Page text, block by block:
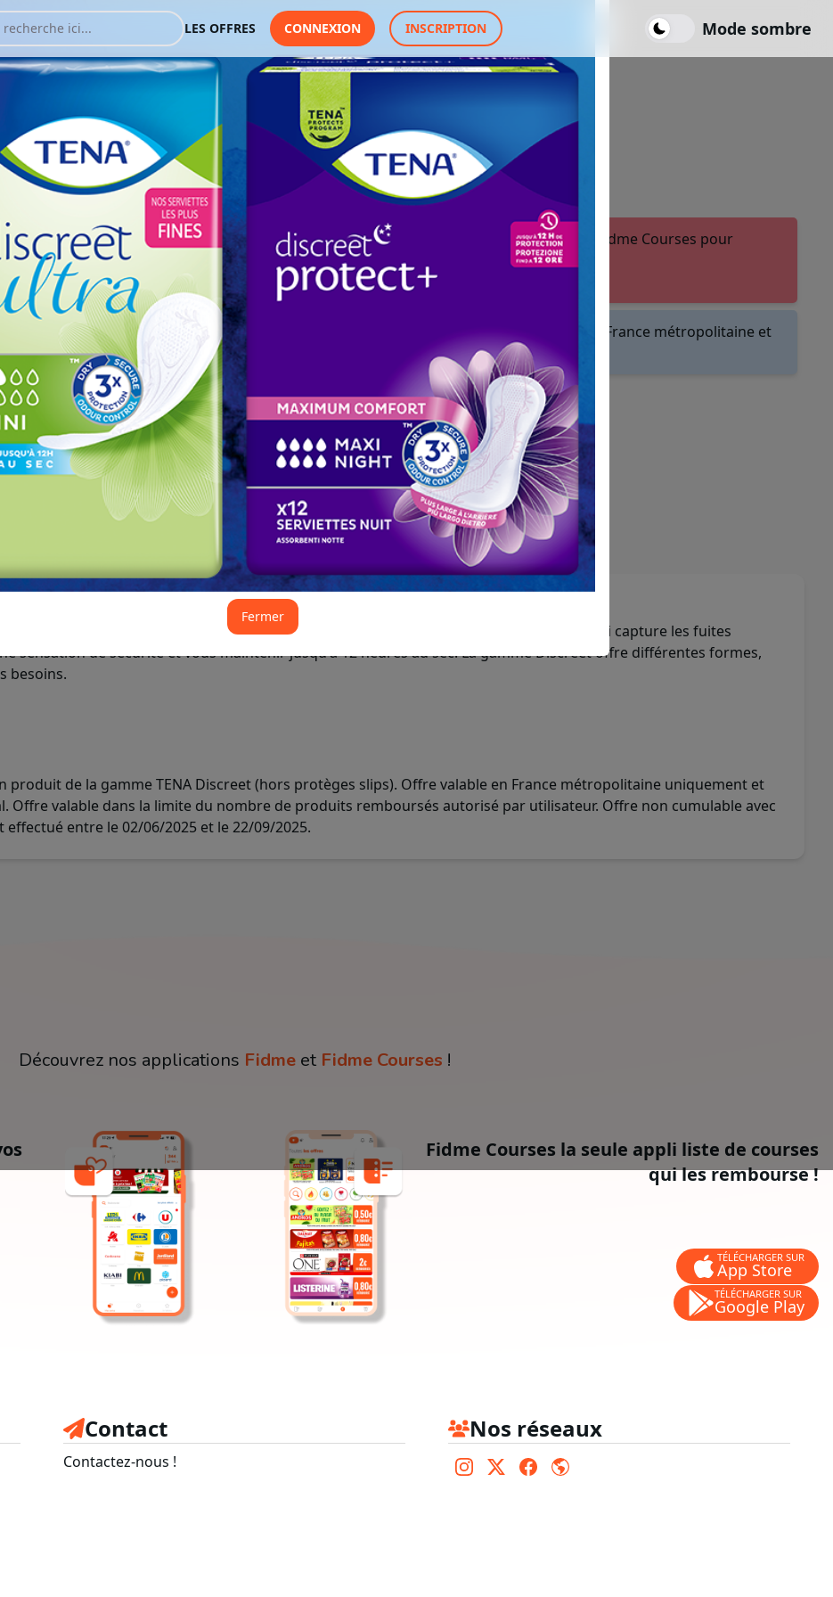
LES OFFRES CONNEXION INSCRIPTION Mode sombre
légères à abondantes
Fermer
JE DEMANDE MON REMBOURSEMENT
Offre valable dans tous les magasins et drives de France métropolitaine et
Vous devez vous connecter ou créer un compte Fidme Courses pour
bénéficier de cette offre.
J'y vais de ce pas 🙂
J - -317avant la fin de l'offre
discrètes et sûres conçues pour les femmes. Elles permettent une absorption rapide qui capture les fuites
sensation de sécurité et vous maintenir jusqu'à 12 heures au sec. La gamme Discreet offre différentes formes,
besoins.
de la gamme TENA Discreet (hors protèges slips). Offre valable en France métropolitaine uniquement et
Offre valable dans la limite du nombre de produits remboursés autorisé par utilisateur. Offre non cumulable avec
entre le 02/06/2025 et le 22/09/2025.
Découvrez nos applications Fidme et Fidme Courses !
Fidme Courses la seule appli liste de courses
qui les rembourse !
TÉLÉCHARGER SUR
App Store
TÉLÉCHARGER SUR
Google Play
Contact
Contactez-nous !
Nos réseaux